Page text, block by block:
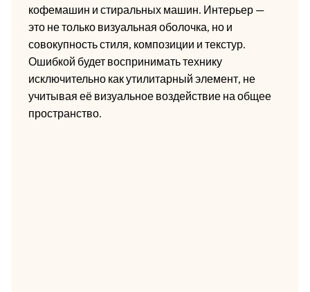
кофемашин и стиральных машин. Интерьер —
это не только визуальная оболочка, но и
совокупность стиля, композиции и текстур.
Ошибкой будет воспринимать технику
исключительно как утилитарный элемент, не
учитывая её визуальное воздействие на общее
пространство.